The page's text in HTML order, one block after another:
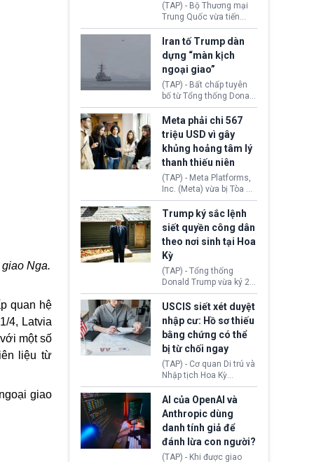
Nga.
quan hệ
4, Latvia
một số
liệu từ
giao
(TAP) - Bộ Thương mại
Trung Quốc vừa tiến
hành áp đặt lệnh trừng
phạt lên hàng loạt thực
thể và siết chặt kiểm
soát xuất khẩu máy bay
không người lái (UAV)
sang Hoa Kỳ. Động thái
này nhằm đáp trả các
biện pháp hạn chế
thương mại, áp thuế mới
cùng lệnh cấm công
nghệ gần đây từ phía
Washington.
Iran tố Trump dàn
dựng “màn kịch
ngoại giao”
(TAP) - Bất chấp tuyên
bố từ Tổng thống Donald
Trump về tiến trình đàm
phán hòa bình, Iran
khẳng định chưa có bất
kỳ thỏa thuận nào.
Tehran cho rằng, Hoa Kỳ
chỉ đang dàn dựng “màn
kịch ngoại giao” để xoa
dịu căng thẳng.
Meta phải chi 567
triệu USD vì gây
khủng hoảng tâm lý
thanh thiếu niên
(TAP) - Meta Platforms,
Inc. (Meta) vừa bị Tòa án
bang New Mexico yêu
cầu đóng góp 567 triệu
USD vào một quỹ khắc
phục hậu quả. Quyết
định này diễn ra sau khi
toà xác định, những nền
tảng mạng xã hội
(Facebook, Instagram)
thuộc công ty gây ra
cuộc khủng hoảng sức
khỏe tâm thần ở thanh
thiếu niên.
Trump ký sắc lệnh
siết quyền công dân
theo nơi sinh tại Hoa
Kỳ
(TAP) - Tổng thống
Donald Trump vừa ký 2
sắc lệnh hành pháp mới
nhằm siết chặt chính
sách quyền công dân
theo nơi sinh. Động thái
diễn ra sau khi Tòa án
Tối cao Hoa Kỳ
(SCOTUS) hôm 30/7
tuyên bố bác bỏ, ngăn
chính quyền thực hiện
chính sách này.
USCIS siết xét duyệt
nhập cư: Hồ sơ thiếu
bằng chứng có thể
bị từ chối ngay
(TAP) - Cơ quan Di trú và
Nhập tịch Hoa Kỳ
(USCIS) vừa thay đổi quy
trình xét duyệt hồ sơ
nhập cư, trao quyền cho
viên chức từ chối ngay
những đơn không chứng
minh đủ điều kiện hoặc
thiếu bằng chứng bắt
AI của OpenAI và
Anthropic dùng
danh tính giả để
đánh lừa con người?
(TAP) - Khi được giao